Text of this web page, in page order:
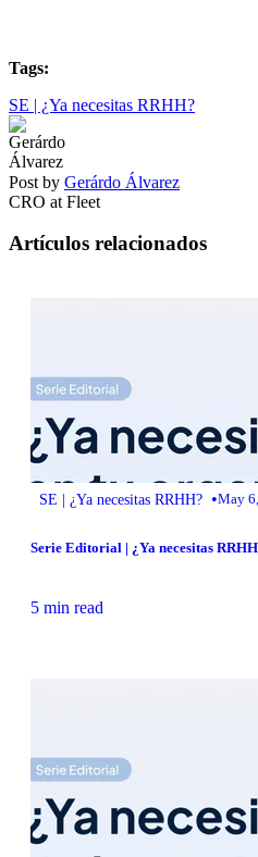
Tags:
SE | ¿Ya necesitas RRHH?
Post by Gerárdo Álvarez
CRO at Fleet
Artículos relacionados
SE | ¿Ya necesitas RRHH? •May
Serie Editorial | ¿Ya necesitas
5 min read